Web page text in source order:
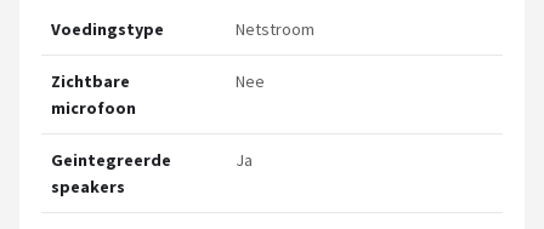
Voedingstype Netstroom
Zichtbare
microfoon
Nee
Geintegreerde
speakers
Ja